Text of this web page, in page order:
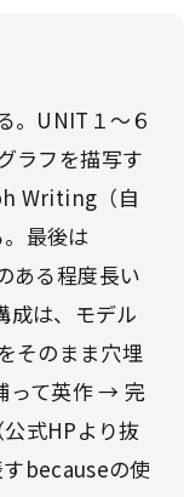
。UNIT１～６
ラフを描写す
Writing（自
最後は
ある程度長い
成は、モデル
そのまま穴埋
って英作 → 完
式HPより抜
becauseの使